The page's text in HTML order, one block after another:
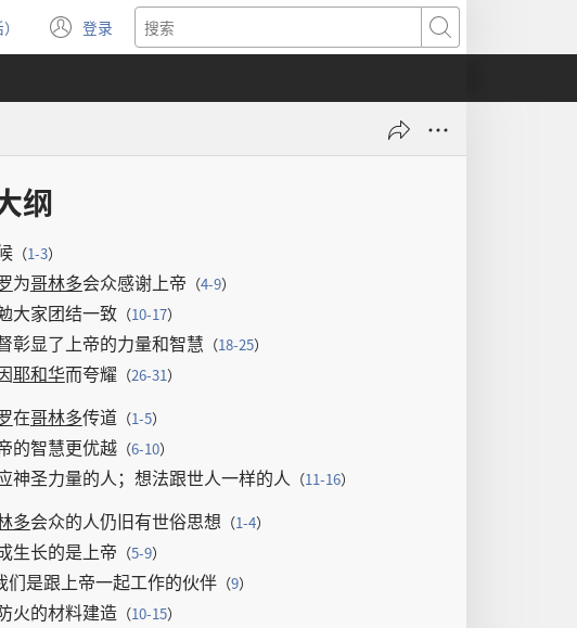
登录
（打
开
窗
搜
索
纲
（1-3）
为哥林多会众感谢上帝 （4-9）
大家团结一致（10-17）
彰显了上帝的力量和智慧 （18-25）
耶和华而夸耀 （26-31）
在哥林多传道（1-5）
的智慧更优越（6-10）
神圣力量的人； 想法跟世人一样的人 （11-16）
多会众的人仍旧有世俗思想 （1-4）
生长的是上帝 （5-9）
们是跟上帝一起工作的伙伴（9）
火的材料建造（10-15）